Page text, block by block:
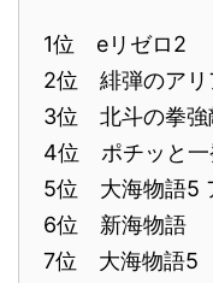
1位 eリゼロ2
2位 緋弾のアリ
3位 北斗の拳強
4位 ポチッと一
5位 大海物語5
6位 新海物語
7位 大海物語5